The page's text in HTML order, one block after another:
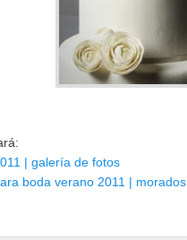
| galería de fotos
boda verano 2011 | morados